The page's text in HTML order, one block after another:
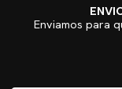
Enviamos para